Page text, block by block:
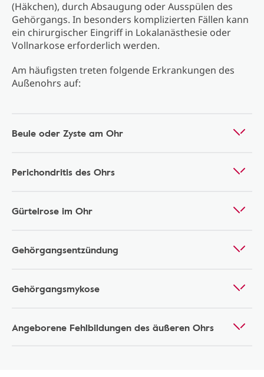
(Häkchen), durch Absaugung oder Ausspülen des
Gehörgangs. In besonders komplizierten Fällen kann
ein chirurgischer Eingriff in Lokalanästhesie oder
Vollnarkose erforderlich werden.
Am häufigsten treten folgende Erkrankungen des
Außenohrs auf:
Beule oder Zyste am Ohr
Perichondritis des Ohrs
Gürtelrose im Ohr
Gehörgangsentzündung
Gehörgangsmykose
Angeborene Fehlbildungen des äußeren Ohrs